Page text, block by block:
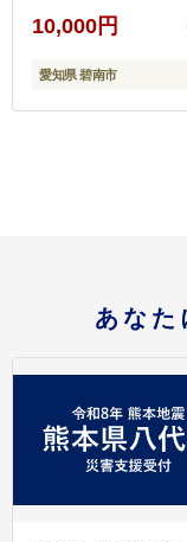
10,000円
愛知県 碧南市
あなた